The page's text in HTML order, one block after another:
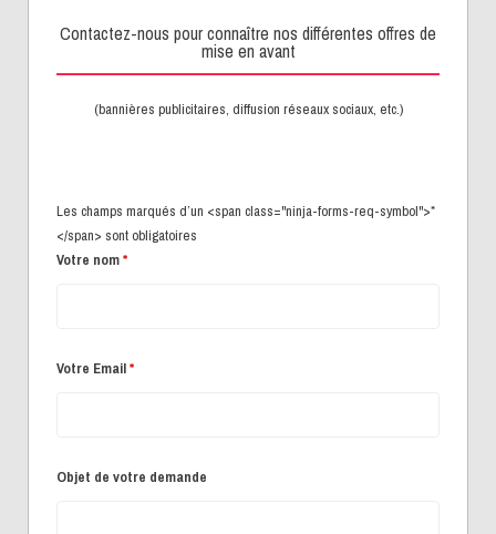
Contactez-nous pour connaître nos différentes offres de
mise en avant
(bannières publicitaires, diffusion réseaux sociaux, etc.)
Les champs marqués d’un <span class="ninja-forms-req-symbol">*
</span> sont obligatoires
Votre nom*
Votre Email*
Objet de votre demande